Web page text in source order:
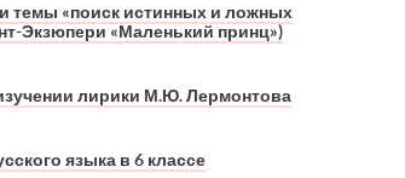
темы «поиск истинных и ложных
Экзюпери «Маленький принц»)
лирики М.Ю. Лермонтова
языка в 6 классе